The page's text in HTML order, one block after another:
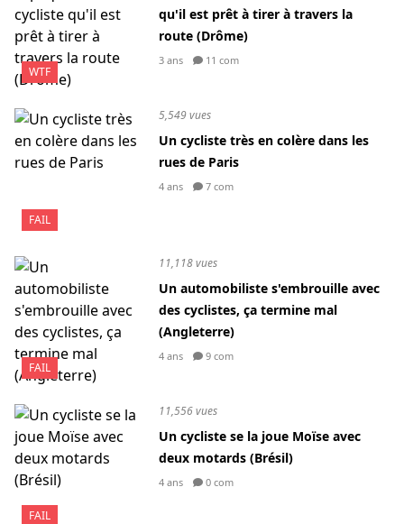
WTF
qu'il est prêt à tirer à travers la
route (Drôme)
3 ans 11 com
FAIL
5,549 vues
Un cycliste très en colère dans les
rues de Paris
4 ans 7 com
FAIL
11,118 vues
Un automobiliste s'embrouille avec
des cyclistes, ça termine mal
(Angleterre)
4 ans 9 com
FAIL
11,556 vues
Un cycliste se la joue Moïse avec
deux motards (Brésil)
4 ans 0 com